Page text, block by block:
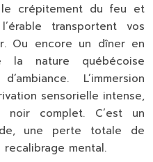
crépitement du feu et
transportent vos
Ou encore un dîner en
nature québécoise
L’immersion
sensorielle intense,
complet. C’est un
une perte totale de
mental.